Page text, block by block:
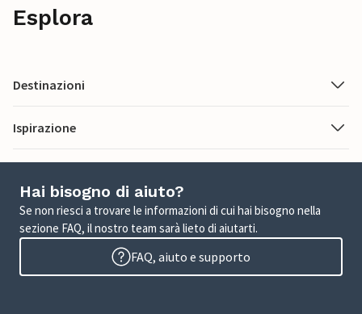
Esplora
Destinazioni
Ispirazione
Hai bisogno di aiuto?
Se non riesci a trovare le informazioni di cui hai bisogno nella
sezione FAQ, il nostro team sarà lieto di aiutarti.
FAQ, aiuto e supporto